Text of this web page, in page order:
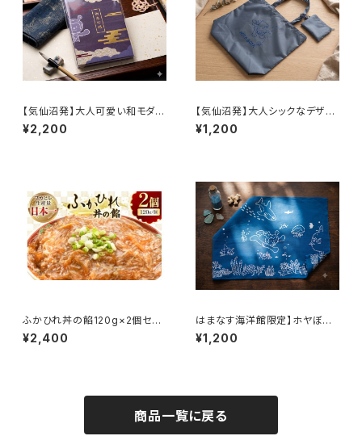
【気仙沼発】大人可愛い和モダン
デザイン！ホヤぼーやオリジナル
ご朱印帳（紫・黄の2色展開）
¥2,200
【気仙沼発】大人シックなデザイ
ン！ポーチ付き ホヤぼーや折り
たたみエコバッグ
¥1,200
ふかひれ丼の餡120g×2個セッ
ト
¥2,400
はまなす海洋館限定】ホヤぼー
やルームの壁紙とお揃い♪ 海中
散歩 手ぬぐい
¥1,200
商品一覧に戻る